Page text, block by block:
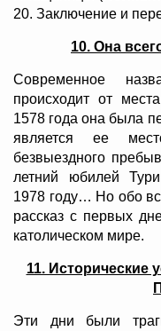
20. Заключение и
10. Она
Современное
происходит от
1578 года она была
является ее
безвыездного
летний юбилей
1978 году… Но обо
рассказ с первых
католическом мире.
11. Исторические
Эти дни были